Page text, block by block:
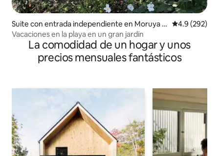
Suite con entrada independiente en Moruya H
eads
Calificación
4.9 (292)
Vacaciones en la playa en un gran jardín
La comodidad de un hogar y unos
precios mensuales fantásticos